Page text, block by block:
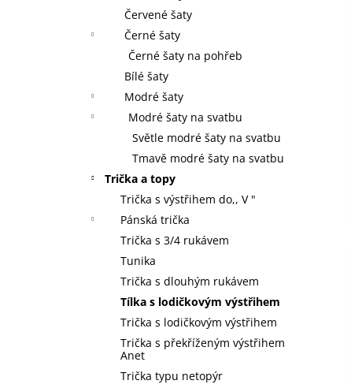
Červené šaty
Černé šaty
Černé šaty na pohřeb
Bílé šaty
Modré šaty
Modré šaty na svatbu
Světle modré šaty na svatbu
Tmavě modré šaty na svatbu
Trička a topy
Trička s výstřihem do,, V "
Pánská trička
Trička s 3/4 rukávem
Tunika
Trička s dlouhým rukávem
Tílka s lodičkovým výstřihem
Trička s lodičkovým výstřihem
Trička s překříženým výstřihem
Anet
Trička typu netopýr